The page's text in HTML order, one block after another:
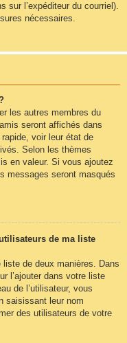
sur l’expéditeur du courriel).
nécessaires.
les autres membres du
seront affichés dans
voir leur état de
Selon les thèmes
en valeur. Si vous ajoutez
messages seront masqués
de ma liste
de deux manières. Dans
l’ajouter dans votre liste
de l’utilisateur, vous
saisissant leur nom
des utilisateurs de votre